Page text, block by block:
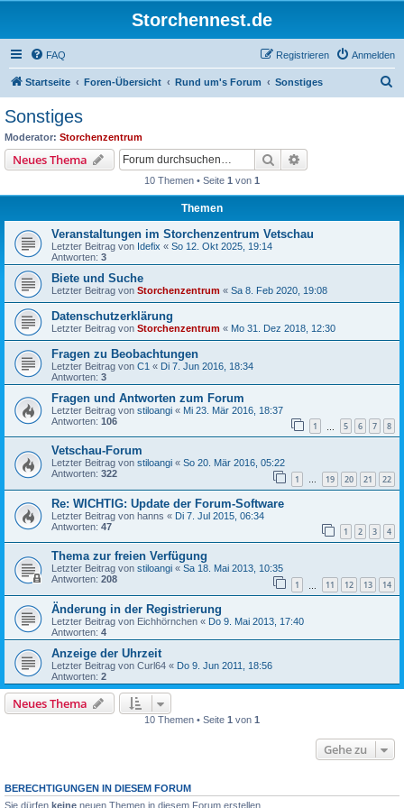
Storchennest.de
FAQ Anmelden
Registrieren
Startseite Foren-Übersicht Rund um's Forum Sonstiges
Sonstiges
Moderator: Storchenzentrum
Neues Thema Suche
10 Themen • Seite 1 von 1
Themen
Veranstaltungen im Storchenzentrum Vetschau
Letzter Beitrag von Idefix « So 12. Okt 2025, 19:14
Antworten: 3
Biete und Suche
Letzter Beitrag von Storchenzentrum « Sa 8. Feb 2020, 19:08
Datenschutzerklärung
Letzter Beitrag von Storchenzentrum « Mo 31. Dez 2018, 12:30
Fragen zu Beobachtungen
Letzter Beitrag von C1 « Di 7. Jun 2016, 18:34
Antworten: 3
Fragen und Antworten zum Forum
Letzter Beitrag von stiloangi « Mi 23. Mär 2016, 18:37
Antworten: 106 1 5 6 7 8
Vetschau-Forum
Letzter Beitrag von stiloangi « So 20. Mär 2016, 05:22
Antworten: 322 1 … 19 20 21 22
Re: WICHTIG: Update der Forum-Software
Letzter Beitrag von hanns « Di 7. Jul 2015, 06:34
Antworten: 47 1 2 3 4
Thema zur freien Verfügung
Letzter Beitrag von stiloangi « Sa 18. Mai 2013, 10:35
Antworten: 208 1 11 12 13 14
Änderung in der Registrierung
Letzter Beitrag von Eichhörnchen « Do 9. Mai 2013, 17:40
Antworten: 4
Anzeige der Uhrzeit
Letzter Beitrag von Curl64 « Do 9. Jun 2011, 18:56
Antworten: 2
Neues Thema
10 Themen • Seite 1 von 1
Gehe zu
BERECHTIGUNGEN IN DIESEM FORUM
Sie dürfen keine neuen Themen in diesem Forum erstellen.